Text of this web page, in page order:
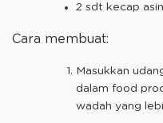
2 sdt kecap
Cara membuat:
Masukkan
dalam food
wadah yang